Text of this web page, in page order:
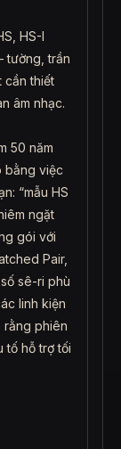
HS-I
tường, trần
cần thiết
âm nhạc.
50 năm
bằng việc
“mẫu HS
ngặt
gói với
Pair,
sê-ri phù
linh kiện
rằng phiên
tố hỗ trợ tối